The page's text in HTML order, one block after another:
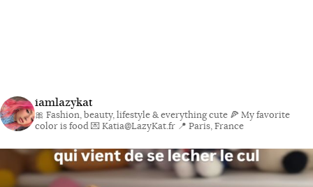
iamlazykat
🎀 Fashion, beauty, lifestyle & everything cute 🍕 My favorite
color is food💌 Katia@LazyKat.fr 📍 Paris, France